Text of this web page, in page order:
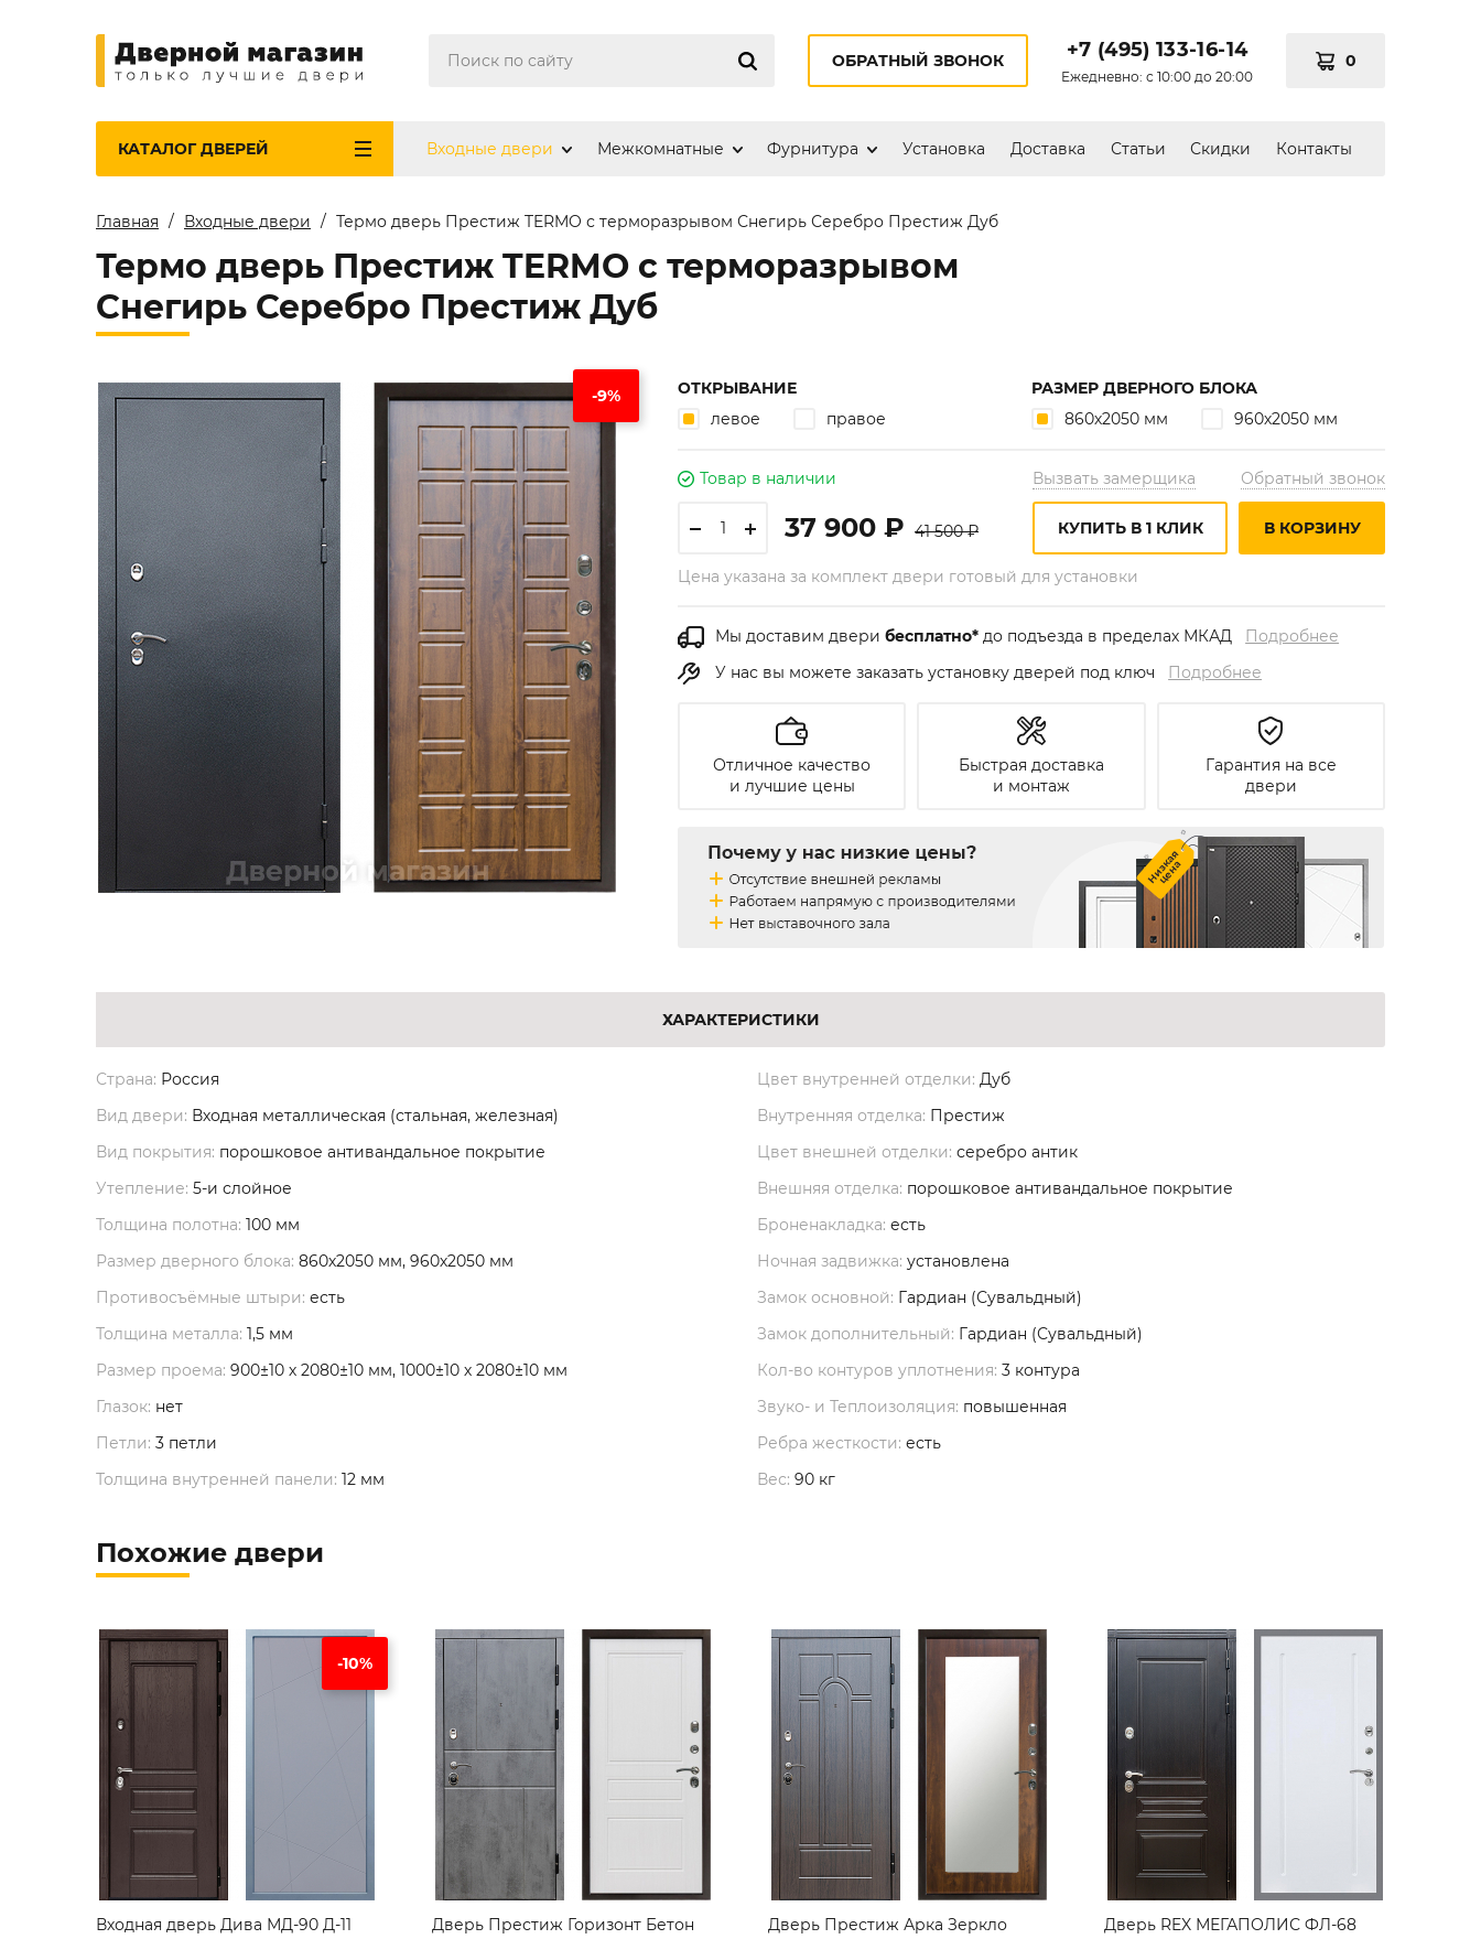
ОБРАТНЫЙ ЗВОНОК +7 (495) 133-16-14
Ежедневно: с 10:00 до 20:00
0
КАТАЛОГДВЕРЕЙ Входные двери Межкомнатные Фурнитура Установка Доставка Статьи Скидки Контакты
Главная Входные двери Термо дверь Престиж TERMO с терморазрывом Снегирь Серебро Престиж Дуб
Термо дверь Престиж TERMO с терморазрывом
Снегирь Серебро Престиж Дуб
-9%
ОТКРЫВАНИЕ
левое
правое
РАЗМЕР ДВЕРНОГО БЛОКА
860х2050 мм
960х2050 мм
Товар в наличии
37 900 ₽ 41 500 ₽
Вызвать замерщика Обратный звонок
КУПИТЬ В 1 КЛИК В КОРЗИНУ
Цена указана за комплект двери готовый для установки
Мы доставим дверибесплатно* до подъезда в пределах МКАД Подробнее
У нас вы можете заказать установку дверей под ключ Подробнее
Отличное качество
и лучшие цены
Быстрая доставка
и монтаж
Гарантия на все
двери
ХАРАКТЕРИСТИКИ
Страна: Россия
Вид двери: Входная металлическая (стальная, железная)
Вид покрытия: порошковое антивандальное покрытие
Утепление: 5-и слойное
Толщина полотна: 100 мм
Размер дверного блока: 860х2050 мм, 960х2050 мм
Противосъёмные штыри: есть
Толщина металла: 1,5 мм
Размер проема: 900±10 х 2080±10 мм, 1000±10 х 2080±10 мм
Глазок: нет
Петли: 3 петли
Толщина внутренней панели: 12 мм
Цвет внутренней отделки: Дуб
Внутренняя отделка: Престиж
Цвет внешней отделки: серебро антик
Внешняя отделка: порошковое антивандальное покрытие
Броненакладка: есть
Ночная задвижка: установлена
Замок основной: Гардиан (Сувальдный)
Замок дополнительный: Гардиан (Сувальдный)
Кол-во контуров уплотнения: 3 контура
Звуко- и Теплоизоляция: повышенная
Ребра жесткости: есть
Вес: 90 кг
Похожие двери
-10%
Входная дверь Дива МД-90 Д-11
Дверь Престиж Горизонт Бетон
Дверь Престиж Арка Зеркло
Дверь REX МЕГАПОЛИС ФЛ-68